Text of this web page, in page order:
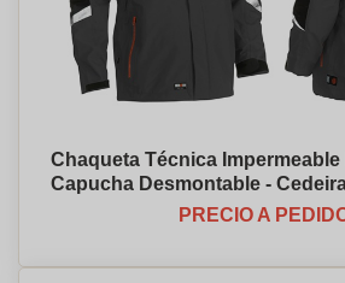
Chaqueta Técnica
Capucha Desmontable -
PRECIO A